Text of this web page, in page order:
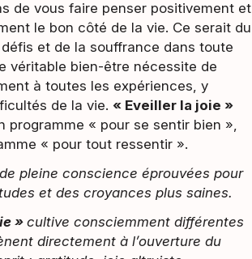
de vous faire penser positivement et
le bon côté de la vie. Ce serait du
et de la souffrance dans toute
véritable bien-être nécessite de
à toutes les expériences, y
de la vie. « Eveiller la joie »
programme « pour se sentir bien »,
« pour tout ressentir ».
pleine conscience éprouvées pour
et des croyances plus saines.
» cultive consciemment différentes
directement à l’ouverture du